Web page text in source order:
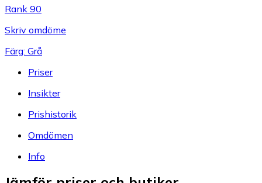
Rank 90
Skriv omdöme
Färg: Grå
Priser
Insikter
Prishistorik
Omdömen
Info